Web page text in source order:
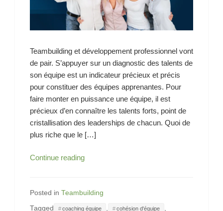
Teambuilding et développement professionnel vont
de pair. S’appuyer sur un diagnostic des talents de
son équipe est un indicateur précieux et précis
pour constituer des équipes apprenantes. Pour
faire monter en puissance une équipe, il est
précieux d’en connaître les talents forts, point de
cristallisation des leaderships de chacun. Quoi de
plus riche que le […]
Continue readingExemple
réalisé…
Posted in Teambuilding
Tagged coaching équipe , cohésion d'équipe ,